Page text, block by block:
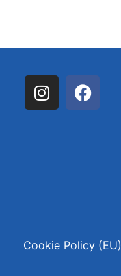
Cookie Policy (EU)